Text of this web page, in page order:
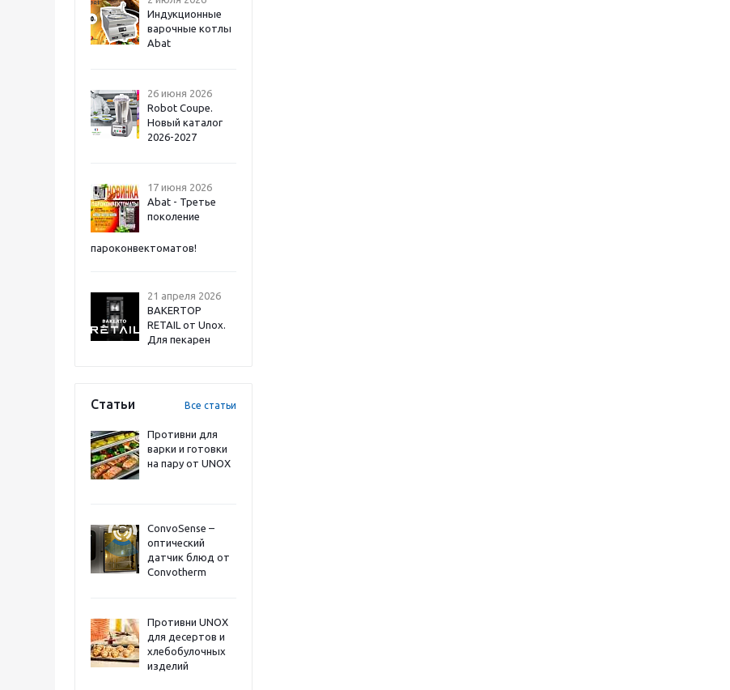
Индукционные
варочные котлы
Abat
26 июня 2026
Robot Coupe.
Новый каталог
2026-2027
17 июня 2026
Abat - Третье
поколение
пароконвектоматов!
21 апреля 2026
BAKERTOP
RETAIL от Unox.
Для пекарен
Статьи Все статьи
Противни для
варки и готовки
на пару от UNOX
ConvoSense –
оптический
датчик блюд от
Convotherm
Противни UNOX
для десертов и
хлебобулочных
изделий